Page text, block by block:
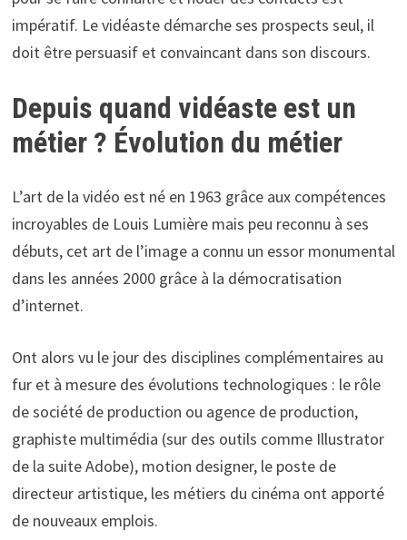
impératif. Le vidéaste démarche ses prospects seul, il
doit être persuasif et convaincant dans son discours.
Depuis quand vidéaste est un
métier ? Évolution du métier
L’art de la vidéo est né en 1963 grâce aux compétences
incroyables de Louis Lumière mais peu reconnu à ses
débuts, cet art de l’image a connu un essor monumental
dans les années 2000 grâce à la démocratisation
d’internet.
Ont alors vu le jour des disciplines complémentaires au
fur et à mesure des évolutions technologiques : le rôle
de société de production ou agence de production,
graphiste multimédia (sur des outils comme Illustrator
de la suite Adobe), motion designer, le poste de
directeur artistique, les métiers du cinéma ont apporté
de nouveaux emplois.